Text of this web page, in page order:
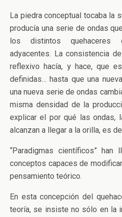
La piedra conceptual tocaba la
producía una serie de ondas
los distintos quehaceres
adyacentes. La consistencia
reflexivo hacía, y hace, que
definidas… hasta que una
una nueva serie de ondas
misma densidad de la
explicar el por qué las ondas,
alcanzan a llegar a la orilla, es
“Paradigmas científicos” han
conceptos capaces de
pensamiento teórico.
En esta concepción del
teoría, se insiste no sólo en la